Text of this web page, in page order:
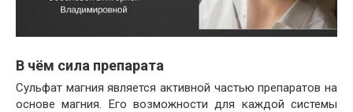
В чём сила препарата
Сульфат магния является активной частью препаратов на
основе магния. Его возможности для каждой системы